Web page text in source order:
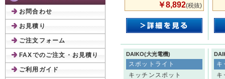
￥8,892(税抜)
DAIKO(大光電機)
スポットライト
キッチンスポット
キ
キ
お問合わせ
お見積り
ご注文フォーム
FAXでのご注文・お見積り
ご利用ガイド